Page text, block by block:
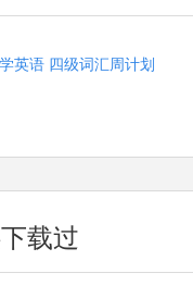
英语 四级词汇周计划
载过